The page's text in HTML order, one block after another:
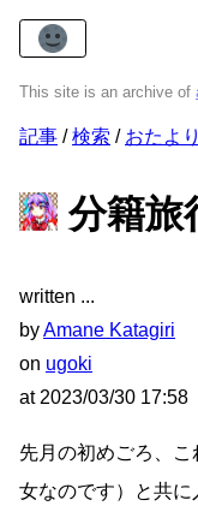
This site is an archive of
記事 検索 おたより
分籍旅
written
byAmane Katagiri
on ugoki
at 2023/03/30 17:58
先月の初めごろ、
女なのです）と共